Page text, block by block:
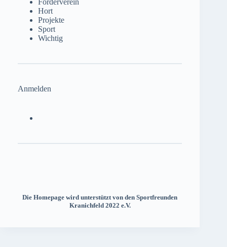
Förderverein
Hort
Projekte
Sport
Wichtig
Anmelden
Die Homepage wird unterstützt von den Sportfreunden
Kranichfeld 2022 e.V.